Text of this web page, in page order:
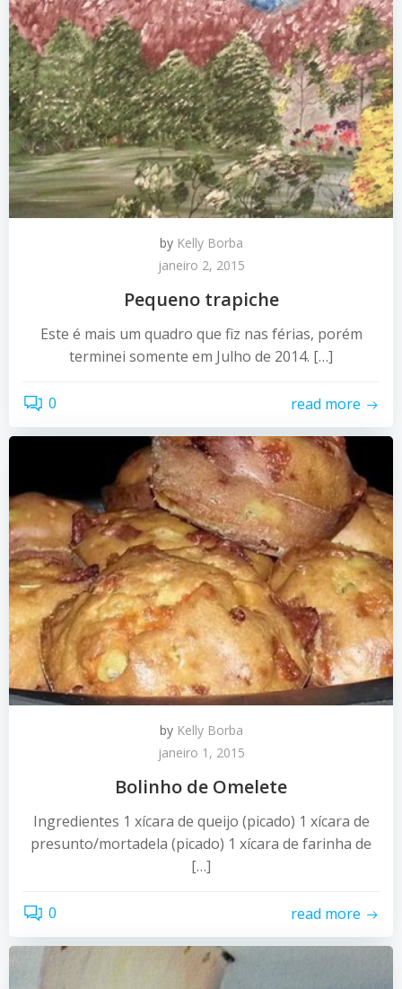
by Kelly Borba
janeiro 2, 2015
Pequeno trapiche
Este é mais um quadro que fiz nas férias, porém
terminei somente em Julho de 2014. […]
0 read more
by Kelly Borba
janeiro 1, 2015
Bolinho de Omelete
Ingredientes 1 xícara de queijo (picado) 1 xícara de
presunto/mortadela (picado) 1 xícara de farinha de
[…]
0 read more